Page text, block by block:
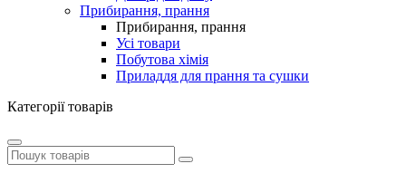
Прибирання, прання
Прибирання, прання
Усі товари
Побутова хімія
Приладдя для прання та сушки
Категорії товарів